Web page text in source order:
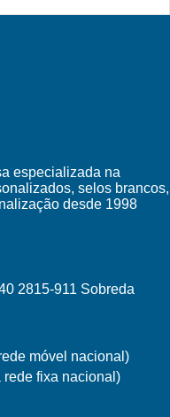
especializada na
selos brancos,
desde 1998
2815-911 Sobreda
móvel nacional)
rede fixa nacional)